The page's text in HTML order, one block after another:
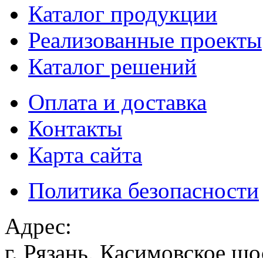
Каталог продукции
Реализованные проекты
Каталог решений
Оплата и доставка
Контакты
Карта сайта
Политика безопасности
Адрес:
г. Рязань, Касимовское